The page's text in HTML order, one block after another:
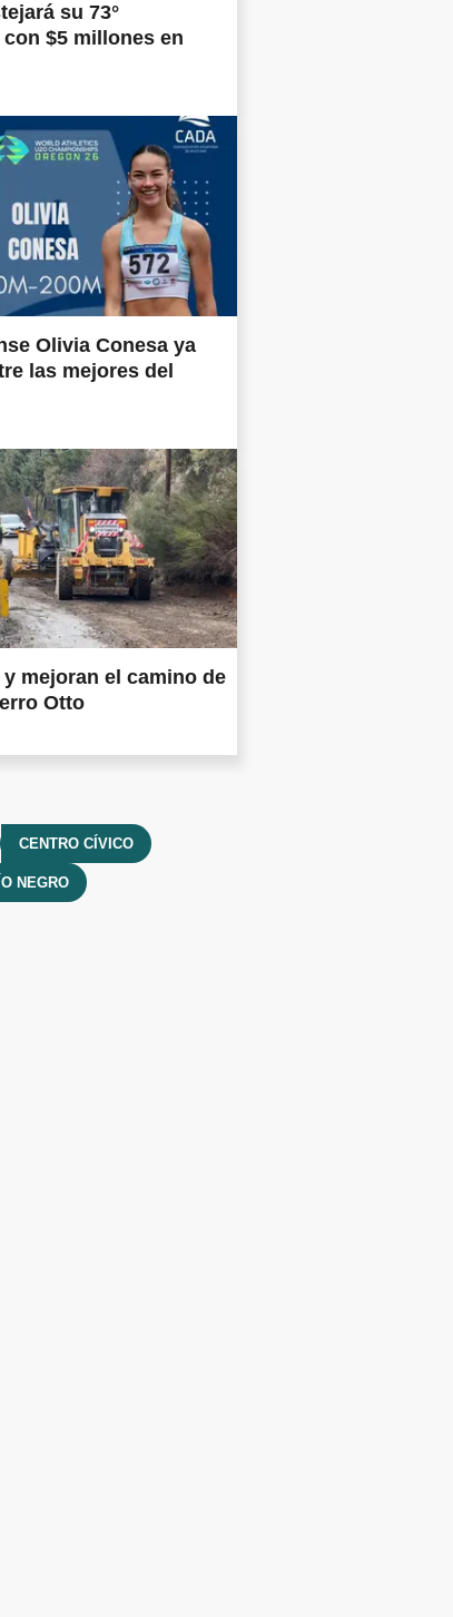
su 73°
$5 millones en
Olivia Conesa ya
las mejores del
mejoran el camino de
Otto
CENTRO CÍVICO
NEGRO